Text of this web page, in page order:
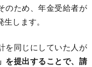
のため、年金受給者が
します。
を同じにしていた人が
を提出することで、請